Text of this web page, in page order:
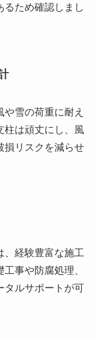
るため確認しまし
雪の荷重に耐え
柱は頑丈にし、風
損リスクを減らせ
、経験豊富な施工
事や防腐処理、
タルサポートが可